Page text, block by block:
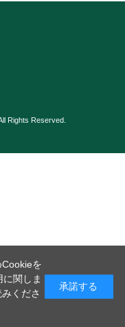
Rights Reserved.
を
関しま
くださ
承諾する